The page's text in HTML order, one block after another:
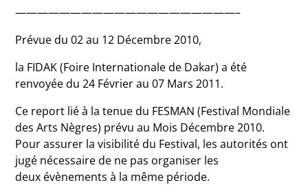
————————————————————–
Prévue du 02 au 12 Décembre 2010,
la FIDAK (Foire Internationale de Dakar) a été
renvoyée du 24 Février au 07 Mars 2011.
Ce report lié à la tenue du FESMAN (Festival Mondiale
des Arts Nègres) prévu au Mois Décembre 2010.
Pour assurer la visibilité du Festival, les autorités ont
jugé nécessaire de ne pas organiser les
deux évènements à la même période.